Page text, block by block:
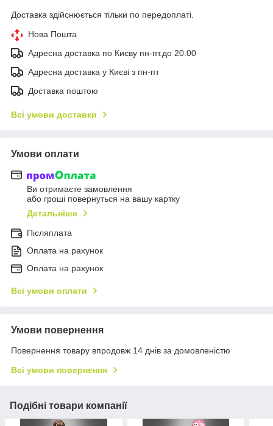
Доставка здійснюється тільки по передоплаті.
Нова Пошта
Адресна доставка по Києву пн-пт.до 20.00
Адресна доставка у Києві з пн-пт
Доставка поштою
Всі умови доставки
Умови оплати
Ви отримаєте замовлення
або гроші повернуться на вашу картку
Детальніше
Післяплата
Оплата на рахунок
Оплата на рахунок
Всі умови оплати
Умови повернення
Повернення товару впродовж 14 днів за домовленістю
Всі умови повернення
Подібні товари компанії